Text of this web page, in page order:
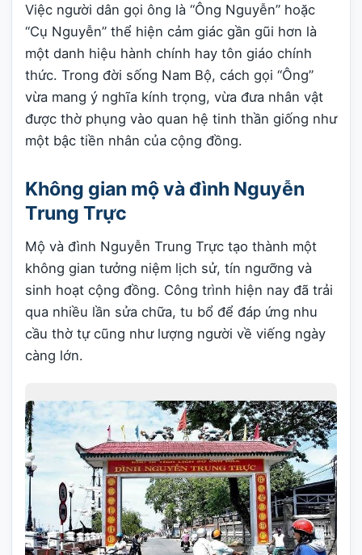
Việc người dân gọi ông là “Ông Nguyễn” hoặc
“Cụ Nguyễn” thể hiện cảm giác gần gũi hơn là
một danh hiệu hành chính hay tôn giáo chính
thức. Trong đời sống Nam Bộ, cách gọi “Ông”
vừa mang ý nghĩa kính trọng, vừa đưa nhân vật
được thờ phụng vào quan hệ tinh thần giống như
một bậc tiền nhân của cộng đồng.
Không gian mộ và đình Nguyễn
Trung Trực
Mộ và đình Nguyễn Trung Trực tạo thành một
không gian tưởng niệm lịch sử, tín ngưỡng và
sinh hoạt cộng đồng. Công trình hiện nay đã trải
qua nhiều lần sửa chữa, tu bổ để đáp ứng nhu
cầu thờ tự cũng như lượng người về viếng ngày
càng lớn.